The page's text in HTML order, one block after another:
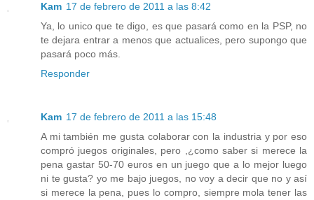
Kam 17 de febrero de 2011 a las 8:42
Ya, lo unico que te digo, es que pasará como en la PSP, no
te dejara entrar a menos que actualices, pero supongo que
pasará poco más.
Responder
Kam 17 de febrero de 2011 a las 15:48
A mi también me gusta colaborar con la industria y por eso
compró juegos originales, pero ,¿como saber si merece la
pena gastar 50-70 euros en un juego que a lo mejor luego
ni te gusta? yo me bajo juegos, no voy a decir que no y así
si merece la pena, pues lo compro, siempre mola tener las